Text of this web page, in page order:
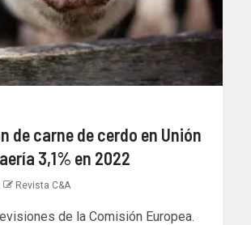
de carne de cerdo en Unión
3,1% en 2022
Revista C&A
de la Comisión Europea.